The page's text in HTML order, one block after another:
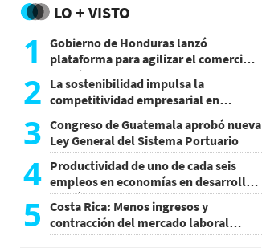
LO + VISTO
1
Gobierno de Honduras lanzó
plataforma para agilizar el comercio
exterior
2 La sostenibilidad impulsa la
competitividad empresarial en
Guatemala
3 Congreso de Guatemala aprobó nueva
Ley General del Sistema Portuario
4 Productividad de uno de cada seis
empleos en economías en desarrollo
podría mejorar por la IA
5
Costa Rica: Menos ingresos y
contracción del mercado laboral
causan baja del consumo